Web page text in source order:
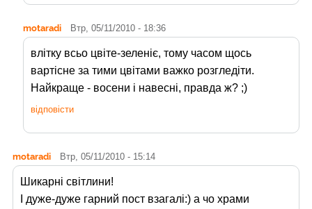
motaradi Втр, 05/11/2010 - 18:36
влітку всьо цвіте-зеленіє, тому часом щось
вартісне за тими цвітами важко розгледіти.
Найкраще - восени і навесні, правда ж? ;)
відповісти
motaradi Втр, 05/11/2010 - 15:14
Шикарні світлини!
І дуже-дуже гарний пост взагалі:) а чо храми